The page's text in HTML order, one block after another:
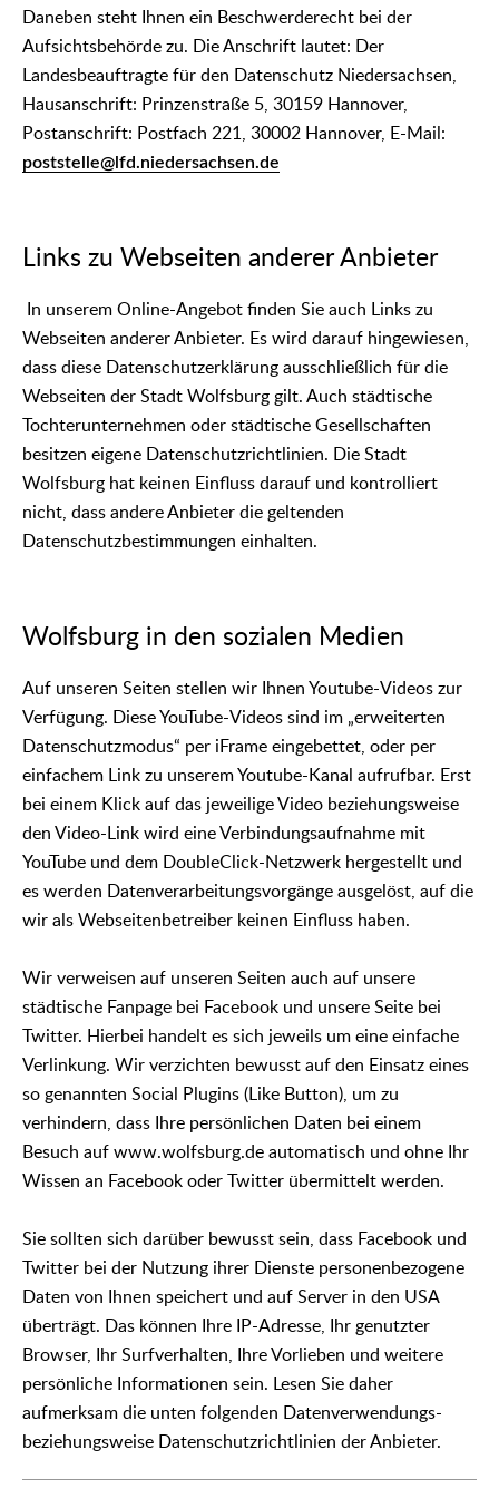
Daneben steht Ihnen ein Beschwerderecht bei der
Aufsichtsbehörde zu. Die Anschrift lautet: Der
Landesbeauftragte für den Datenschutz Niedersachsen,
Hausanschrift: Prinzenstraße 5, 30159 Hannover,
Postanschrift: Postfach 221, 30002 Hannover, E-Mail:
poststelle@lfd.niedersachsen.de
Links zu Webseiten anderer Anbieter
In unserem Online-Angebot finden Sie auch Links zu
Webseiten anderer Anbieter. Es wird darauf hingewiesen,
dass diese Datenschutzerklärung ausschließlich für die
Webseiten der Stadt Wolfsburg gilt. Auch städtische
Tochterunternehmen oder städtische Gesellschaften
besitzen eigene Datenschutzrichtlinien. Die Stadt
Wolfsburg hat keinen Einfluss darauf und kontrolliert
nicht, dass andere Anbieter die geltenden
Datenschutzbestimmungen einhalten.
Wolfsburg in den sozialen Medien
Auf unseren Seiten stellen wir Ihnen Youtube-Videos zur
Verfügung. Diese YouTube-Videos sind im „erweiterten
Datenschutzmodus“ per iFrame eingebettet, oder per
einfachem Link zu unserem Youtube-Kanal aufrufbar. Erst
bei einem Klick auf das jeweilige Video beziehungsweise
den Video-Link wird eine Verbindungsaufnahme mit
YouTube und dem DoubleClick-Netzwerk hergestellt und
es werden Datenverarbeitungsvorgänge ausgelöst, auf die
wir als Webseitenbetreiber keinen Einfluss haben.
Wir verweisen auf unseren Seiten auch auf unsere
städtische Fanpage bei Facebook und unsere Seite bei
Twitter. Hierbei handelt es sich jeweils um eine einfache
Verlinkung. Wir verzichten bewusst auf den Einsatz eines
so genannten Social Plugins (Like Button), um zu
verhindern, dass Ihre persönlichen Daten bei einem
Besuch auf www.wolfsburg.de automatisch und ohne Ihr
Wissen an Facebook oder Twitter übermittelt werden.
Sie sollten sich darüber bewusst sein, dass Facebook und
Twitter bei der Nutzung ihrer Dienste personenbezogene
Daten von Ihnen speichert und auf Server in den USA
überträgt. Das können Ihre IP-Adresse, Ihr genutzter
Browser, Ihr Surfverhalten, Ihre Vorlieben und weitere
persönliche Informationen sein. Lesen Sie daher
aufmerksam die unten folgenden Datenverwendungs-
beziehungsweise Datenschutzrichtlinien der Anbieter.